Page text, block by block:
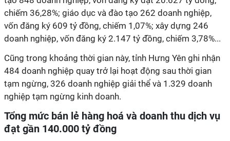
chiếm 36,28%; giáo dục và đào tạo 262 doanh nghiệp,
vốn đăng ký 609 tỷ đồng, chiếm 1,07%; xây dựng 246
doanh nghiệp, vốn đăng ký 2.147 tỷ đồng, chiếm 3,78%...
Cũng trong khoảng thời gian này, tỉnh Hưng Yên ghi nhận
484 doanh nghiệp quay trở lại hoạt động sau thời gian
tạm ngừng, 326 doanh nghiệp giải thể và 1.329 doanh
nghiệp tạm ngừng kinh doanh.
Tổng mức bán lẻ hàng hoá và doanh thu dịch vụ
đạt gần 140.000 tỷ đồng